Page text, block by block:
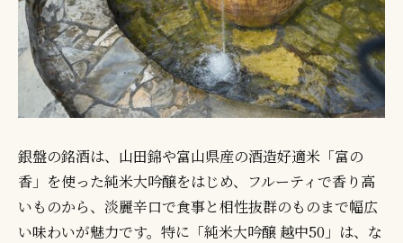
銀盤の銘酒は、山田錦や富山県産の酒造好適米「富の
香」を使った純米大吟醸をはじめ、フルーティで香り高
いものから、淡麗辛口で食事と相性抜群のものまで幅広
い味わいが魅力です。特に「純米大吟醸 越中50」は、な